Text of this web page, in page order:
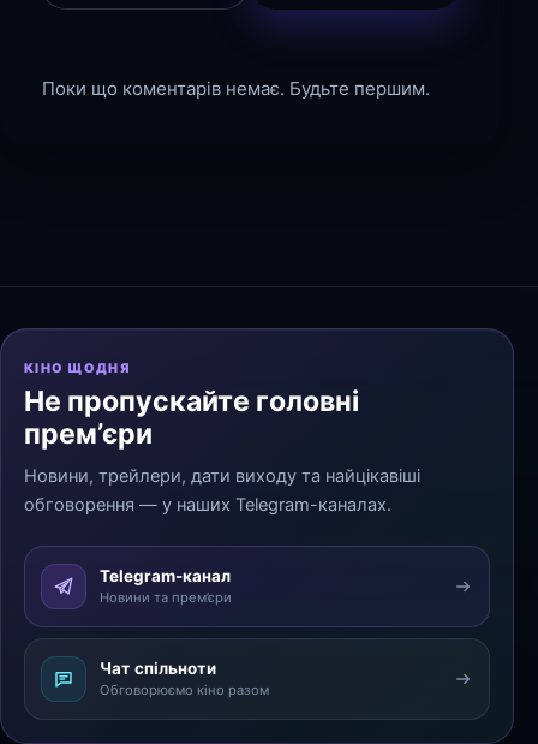
Поки що коментарів немає. Будьте першим.
КІНО ЩОДНЯ
Не пропускайте головні
прем’єри
Новини, трейлери, дати виходу та найцікавіші
обговорення — у наших Telegram-каналах.
Telegram-канал
Новини та прем’єри
Чат спільноти
Обговорюємо кіно разом